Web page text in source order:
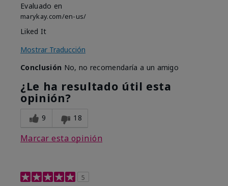
Evaluado en
marykay.com/en-us/
Liked It
Mostrar Traducción
Conclusión No, no recomendaría a un amigo
¿Le ha resultado útil esta
opinión?
9 18
Marcar esta opinión
5